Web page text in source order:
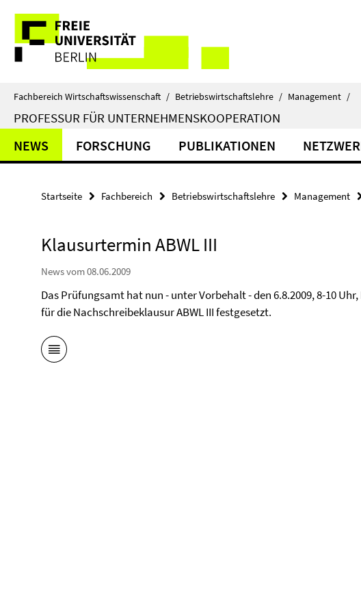
direkt
Inhalt
Service-
Navigation
Fachbereich Wirtschaftswissenschaft / Betriebswirtschaftslehre / Management /
PROFESSUR FÜR UNTERNEHMENSKOOPERATION
NEWS FORSCHUNG PUBLIKATIONEN
Startseite Fachbereich Betriebswirtschaftslehre Management
Klausurtermin ABWL III
News vom 08.06.2009
Das Prüfungsamt hat nun - unter Vorbehalt - den 6.8.2009, 8-10
für die Nachschreibeklausur ABWL III festgesetzt.